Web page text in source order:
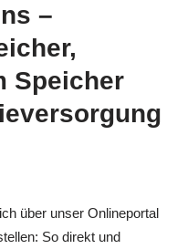
–
Speicher
über unser Onlineportal
So direkt und